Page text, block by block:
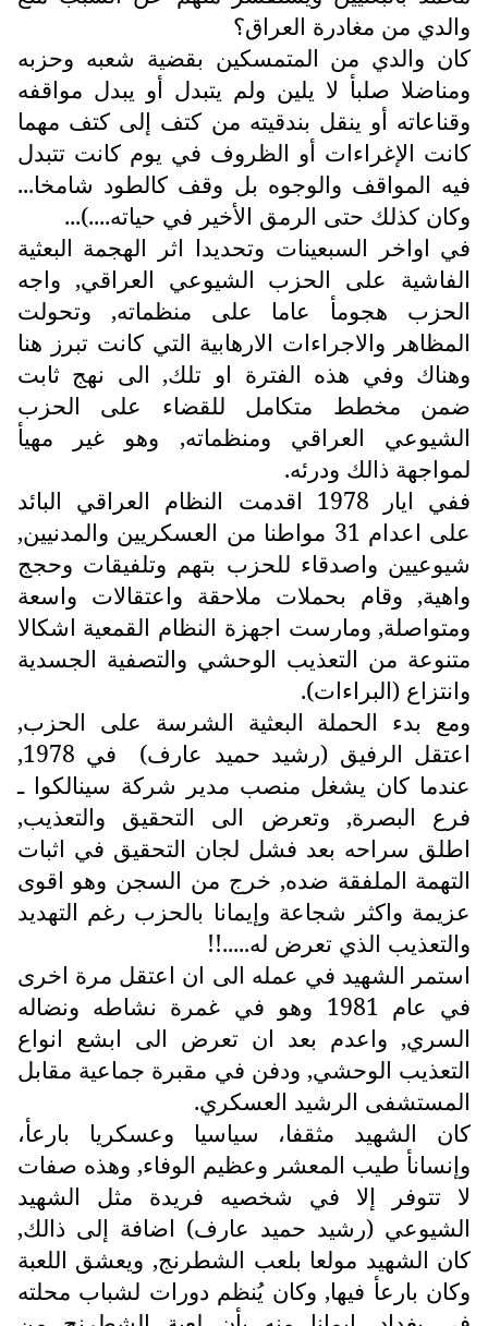
والدي من مغادرة العراق؟
كان والدي من المتمسكين بقضية شعبه وحزبه
ومناضلا صلبأ لا يلين ولم يتبدل أو يبدل مواقفه
وقناعاته أو ينقل بندقيته من كتف إلى كتف مهما
كانت الإغراءات أو الظروف في يوم كانت تتبدل
فيه المواقف والوجوه بل وقف كالطود شامخا...
وكان كذلك حتى الرمق الأخير في حياته....)...
في اواخر السبعينات وتحديدا اثر الهجمة البعثية
الفاشية على الحزب الشيوعي العراقي, واجه
الحزب هجومأ عاما على منظماته, وتحولت
المظاهر والاجراءات الارهابية التي كانت تبرز هنا
وهناك وفي هذه الفترة او تلك, الى نهج ثابت
ضمن مخطط متكامل للقضاء على الحزب
الشيوعي العراقي ومنظماته, وهو غير مهيأ
لمواجهة ذالك ودرئه.
ففي ايار 1978 اقدمت النظام العراقي البائد
على اعدام 31 مواطنا من العسكريين والمدنيين,
شيوعيين واصدقاء للحزب بتهم وتلفيقات وحجج
واهية, وقام بحملات ملاحقة واعتقالات واسعة
ومتواصلة, ومارست اجهزة النظام القمعية اشكالا
متنوعة من التعذيب الوحشي والتصفية الجسدية
وانتزاع (البراءات).
ومع بدء الحملة البعثية الشرسة على الحزب,
اعتقل الرفيق (رشيد حميد عارف) في 1978,
عندما كان يشغل منصب مدير شركة سينالكوا ـ
فرع البصرة, وتعرض الى التحقيق والتعذيب,
اطلق سراحه بعد فشل لجان التحقيق في اثبات
التهمة الملفقة ضده, خرج من السجن وهو اقوى
عزيمة واكثر شجاعة وإيمانا بالحزب رغم التهديد
والتعذيب الذي تعرض له.....!!
استمر الشهيد في عمله الى ان اعتقل مرة اخرى
في عام 1981 وهو في غمرة نشاطه ونضاله
السري, واعدم بعد ان تعرض الى ابشع انواع
التعذيب الوحشي, ودفن في مقبرة جماعية مقابل
المستشفى الرشيد العسكري.
كان الشهيد مثقفا، سياسيا وعسكريا بارعأ،
وإنسانأ طيب المعشر وعظيم الوفاء, وهذه صفات
لا تتوفر إلا في شخصيه فريدة مثل الشهيد
الشيوعي (رشيد حميد عارف) اضافة إلى ذالك,
كان الشهيد مولعا بلعب الشطرنج, ويعشق اللعبة
وكان بارعأ فيها, وكان يُنظم دورات لشباب محلته